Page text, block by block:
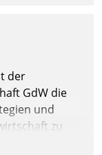
daher
den
der
GdW die
und
zu